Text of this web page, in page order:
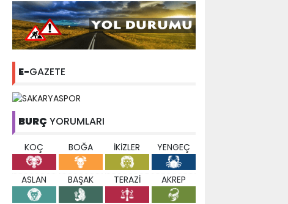
E-GAZETE
BURÇ YORUMLARI
KOÇ BOĞA İKİZLER YENGEÇ
ASLAN BAŞAK TERAZİ AKREP